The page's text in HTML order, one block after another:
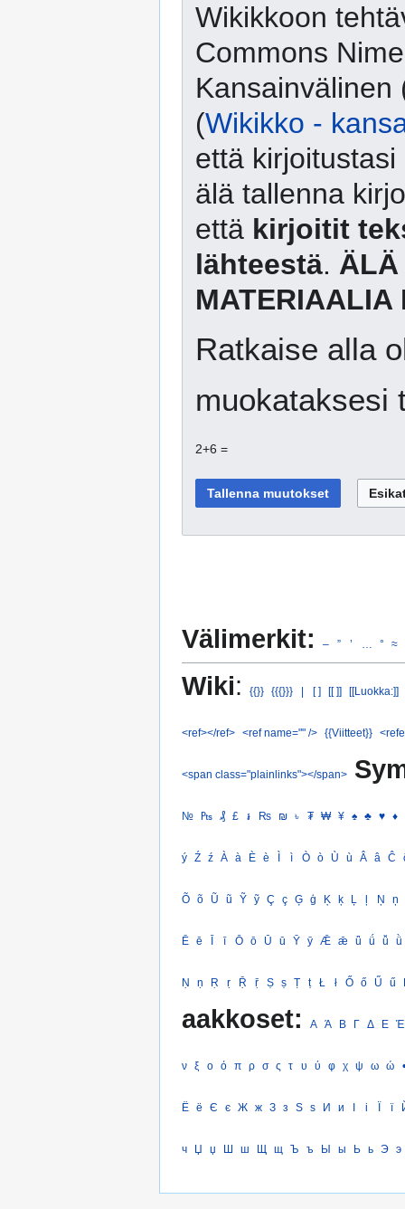
Wikikkoon
Commons
Kansainvälinen
(Wikikko -
että
älä tallenna
että kirjoitit
lähteestä. ÄLÄ
MATERIAALIA
Ratkaise alla
muokataksesi
2+6 =
Välimerkit: – ” ’ ° ≈
Wiki: {{}} {{{}}} | [ ] [[ ]] [[Luokka:]]
<ref></ref> <ref name="" /> {{Viitteet}}
<span class="plainlinks"></span>
№ ₧ ₰ £ ៛ ₨ ₪ ৳ ₮ ₩ ¥ ♠ ♣ ♥ ♦
ý Ź ź À à È è Ì ì Ò ò Ù ù Â â Ĉ
Õ õ Ũ ũ Ỹ ỹ Ç ç Ģ ģ Ķ ķ Ļ ļ Ņ ņ
Ē ē Ī ī Ō ō Ū ū Ȳ ȳ Ǣ ǣ ǖ ǘ ǚ ǜ
Ṇ ṇ Ṛ ṛ Ṝ ṝ Ṣ ṣ Ṭ ṭ Ł ł Ő ő Ű ű
aakkoset: Α Ά Β Γ Δ Ε Έ
ν ξ ο ό π ρ σ ς τ υ ύ φ χ ψ ω ώ •
Ё ё Є є Ж ж З з Ѕ ѕ И и І і Ї ї
ч Џ џ Ш ш Щ щ Ъ ъ Ы ы Ь ь Э э